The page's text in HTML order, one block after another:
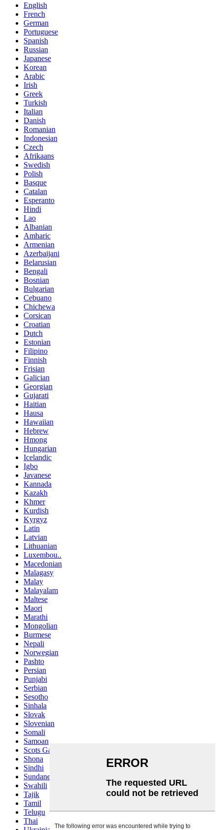
English
French
German
Portuguese
Spanish
Russian
Japanese
Korean
Arabic
Irish
Greek
Turkish
Italian
Danish
Romanian
Indonesian
Czech
Afrikaans
Swedish
Polish
Basque
Catalan
Esperanto
Hindi
Lao
Albanian
Amharic
Armenian
Azerbaijani
Belarusian
Bengali
Bosnian
Bulgarian
Cebuano
Chichewa
Corsican
Croatian
Dutch
Estonian
Filipino
Finnish
Frisian
Galician
Georgian
Gujarati
Haitian
Hausa
Hawaiian
Hebrew
Hmong
Hungarian
Icelandic
Igbo
Javanese
Kannada
Kazakh
Khmer
Kurdish
Kyrgyz
Latin
Latvian
Lithuanian
Luxembou..
Macedonian
Malagasy
Malay
Malayalam
Maltese
Maori
Marathi
Mongolian
Burmese
Nepali
Norwegian
Pashto
Persian
Punjabi
Serbian
Sesotho
Sinhala
Slovak
Slovenian
Somali
Samoan
Scots Gaelic
Shona
Sindhi
Sundanese
Swahili
Tajik
Tamil
Telugu
Thai